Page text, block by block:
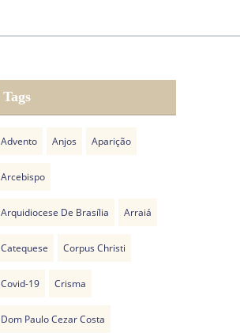
Tags
Advento Anjos Aparição
Arcebispo
Arquidiocese De Brasília Arraiá
Catequese Corpus Christi
Covid-19 Crisma
Dom Paulo Cezar Costa